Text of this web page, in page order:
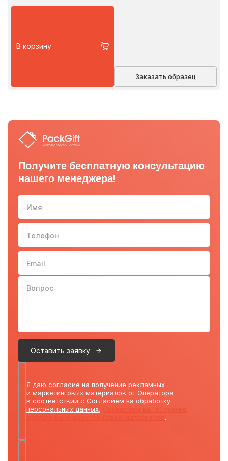
В корзину
Заказать образец
Получите бесплатную консультацию
нашего менеджера!
Имя
Телефон 10-
Email
Вопрос
Оставить заявку
Я даю согласие на получение рекламных
и маркетинговых материалов от Оператора
в соответствии с Согласием на обработку
персональных данных,
.